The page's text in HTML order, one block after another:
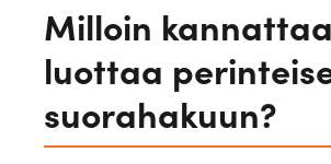
Milloin kannattaa
luottaa
suorahakuun?